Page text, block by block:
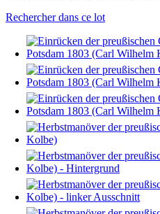
Rechercher dans ce lot